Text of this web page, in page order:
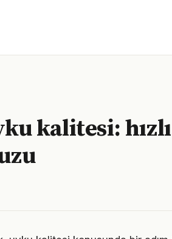
kalitesi: hızlı